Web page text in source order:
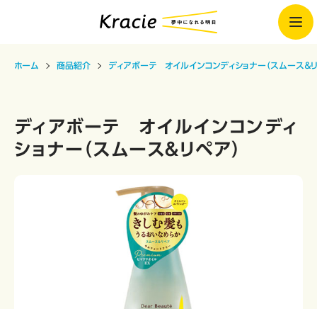
ホーム 商品紹介 ディアボーテ オイルインコンディショナー（スムース＆リ
ディアボーテ オイルインコンディ
ショナー（スムース＆リペア）